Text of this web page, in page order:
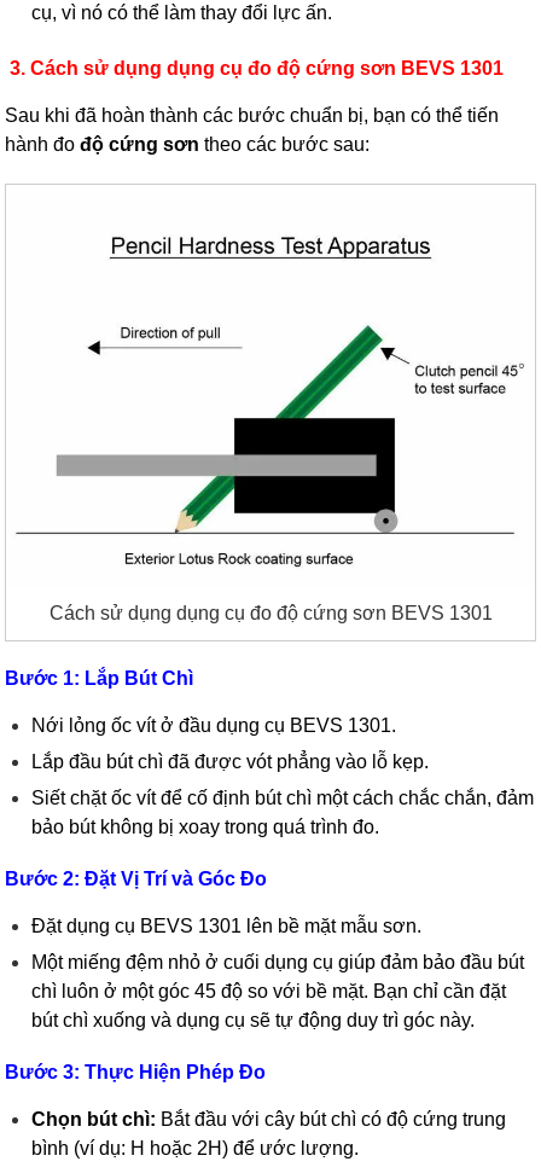
cụ, vì nó có thể làm thay đổi lực ấn.
3. Cách sử dụng dụng cụ đo độ cứng sơn BEVS 1301
Sau khi đã hoàn thành các bước chuẩn bị, bạn có thể tiến
hành đođộ cứng sơn theo các bước sau:
Cách sử dụng dụng cụ đo độ cứng sơn BEVS 1301
Bước 1: Lắp Bút Chì
Nới lỏng ốc vít ở đầu dụng cụ BEVS 1301.
Lắp đầu bút chì đã được vót phẳng vào lỗ kẹp.
Siết chặt ốc vít để cố định bút chì một cách chắc chắn, đảm
bảo bút không bị xoay trong quá trình đo.
Bước 2: Đặt Vị Trí và Góc Đo
Đặt dụng cụ BEVS 1301 lên bề mặt mẫu sơn.
Một miếng đệm nhỏ ở cuối dụng cụ giúp đảm bảo đầu bút
chì luôn ở một góc 45 độ so với bề mặt. Bạn chỉ cần đặt
bút chì xuống và dụng cụ sẽ tự động duy trì góc này.
Bước 3: Thực Hiện Phép Đo
Chọn bút chì: Bắt đầu với cây bút chì có độ cứng trung
bình (ví dụ: H hoặc 2H) để ước lượng.